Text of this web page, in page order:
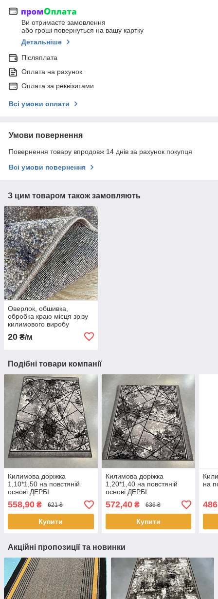
Ви отримаєте замовлення
або гроші повернуться на вашу картку
Детальніше
Післяплата
Оплата на рахунок
Оплата за реквізитами
Всі умови оплати
Умови повернення
Повернення товару впродовж 14 днів за рахунок покупця
Всі умови повернення
З цим товаром також замовляють
Оверлок, обшивка,
обробка краю місця зрізу
килимового виробу
20 ₴/м
Подібні товари компанії
Килимова доріжка
1,10*1,50 на повстяній
основі ДЕРБІ
558,90 ₴ 621 ₴
Купити
Килимова доріжка
1,20*1,40 на повстяній
основі ДЕРБІ
572,40₴ 636 ₴
Купити
на
486
Акційні пропозиції та новинки